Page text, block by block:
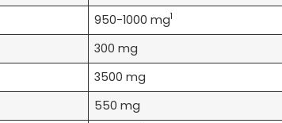
950-1000 mg1
300 mg
3500 mg
550 mg